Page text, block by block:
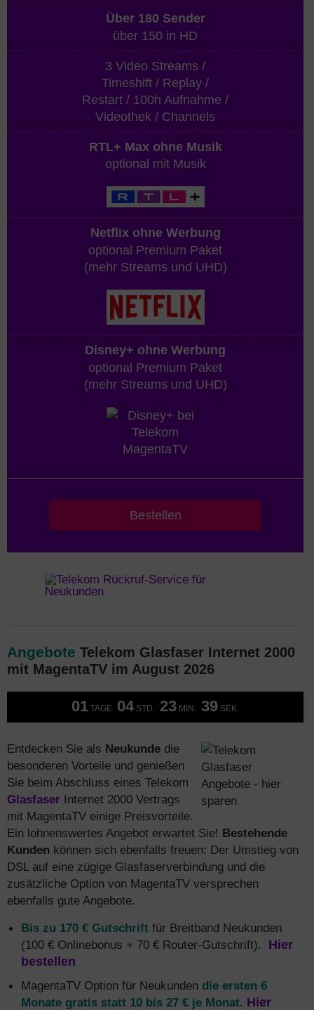
Über 180 Sender
über 150 in HD
3 Video Streams /
Timeshift / Replay /
Restart / 100h Aufnahme /
Videothek / Channels
RTL+ Max ohne Musik
optional mit Musik
Netflix ohne Werbung
optional Premium Paket
(mehr Streams und UHD)
Disney+ ohne Werbung
optional Premium Paket
(mehr Streams und UHD)
Bestellen
Angebote Telekom Glasfaser Internet 2000
mit MagentaTV im August 2026
01 TAGE 04 STD. 23 MIN. 39 SEK.
Entdecken Sie als Neukunde die
besonderen Vorteile und genießen
Sie beim Abschluss eines Telekom
Glasfaser Internet 2000 Vertrags
mit MagentaTV einige Preisvorteile.
Ein lohnenswertes Angebot erwartet Sie! Bestehende
Kunden können sich ebenfalls freuen: Der Umstieg von
DSL auf eine zügige Glasfaserverbindung und die
zusätzliche Option von MagentaTV versprechen
ebenfalls gute Angebote.
Bis zu 170 € Gutschrift für Breitband Neukunden
(100 € Onlinebonus + 70 € Router-Gutschrift). Hier
bestellen
MagentaTV Option für Neukunden die ersten 6
Monate gratis statt 10 bis 27 € je Monat. Hier